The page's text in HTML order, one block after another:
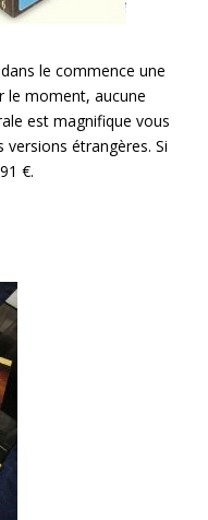
le commence une
le moment, aucune
est magnifique vous
étrangères. Si
€.